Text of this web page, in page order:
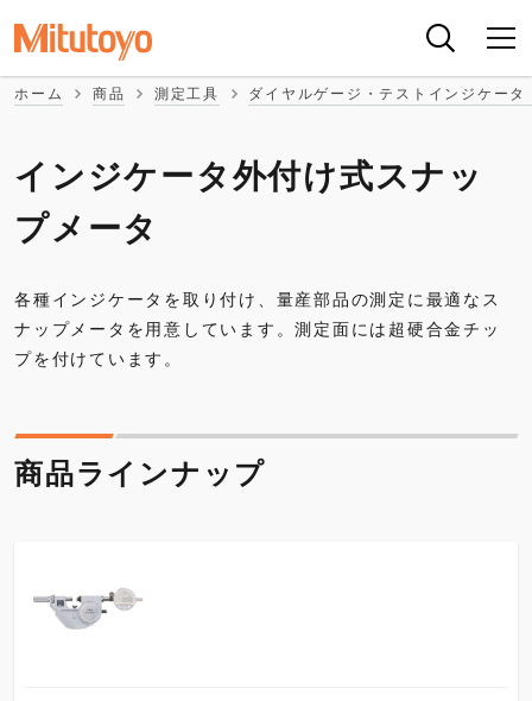
ホーム 商品 測定工具 ダイヤルゲージ・テストインジケー
インジケータ外付け式スナッ
プメータ
各種インジケータを取り付け、量産部品の測定に最適なス
ナップメータを用意しています。測定面には超硬合金チッ
プを付けています。
商品ラインナップ